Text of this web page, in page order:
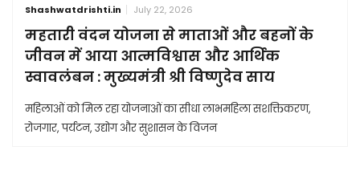
Shashwatdrishti.in July 22, 2026
महतारी वंदन योजना से माताओं और बहनों के
जीवन में आया आत्मविश्वास और आर्थिक
स्वावलंबन : मुख्यमंत्री श्री विष्णुदेव साय
महिलाओं को मिल रहा योजनाओं का सीधा लाभमहिला सशक्तिकरण,
रोजगार, पर्यटन, उद्योग और सुशासन के विजन